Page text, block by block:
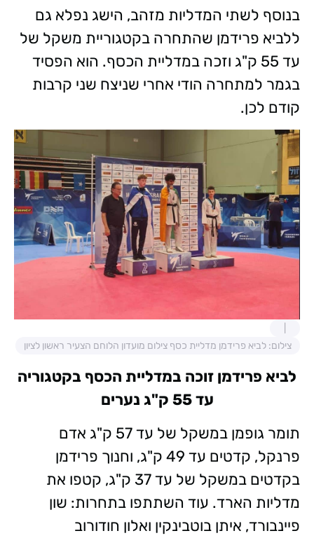
בנוסף לשתי המדליות מזהב, הישג נפלא גם
ללביא פרידמן שהתחרה בקטגוריית משקל של
עד 55 ק"ג וזכה במדליית הכסף. הוא הפסיד
בגמר למתחרה הודי אחרי שניצח שני קרבות
קודם לכן.
צילום: לביא פרידמן מדליית כסף צילום מועדון הלוחם הצעיר ראשון לציון
לביא פרידמן זוכה במדליית הכסף בקטגוריה
עד 55 ק"ג נערים
תומר גופמן במשקל של עד 57 ק"ג אדם
פרנקל, קדטים עד 49 ק"ג, וחנוך פרידמן
בקדטים במשקל של עד 37 ק"ג, קטפו את
מדליות הארד. עוד השתתפו בתחרות: שון
פיינבורד, איתן בוטבינקין ואלון חודורוב